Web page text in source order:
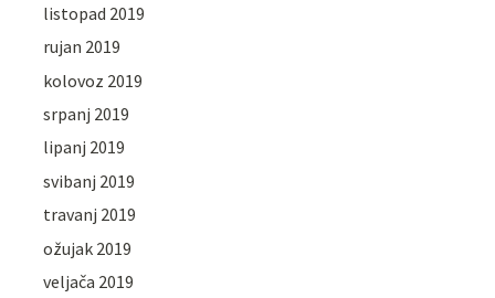
listopad 2019
rujan 2019
kolovoz 2019
srpanj 2019
lipanj 2019
svibanj 2019
travanj 2019
ožujak 2019
veljača 2019